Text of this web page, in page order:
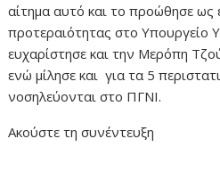
αίτημα αυτό και το προώθησε ως
προτεραιότητας στο Υπουργείο
ευχαρίστησε και την Μερόπη
ενώ μίλησε και για τα 5
νοσηλεύονται στο ΠΓΝΙ.
Ακούστε τη συνέντευξη